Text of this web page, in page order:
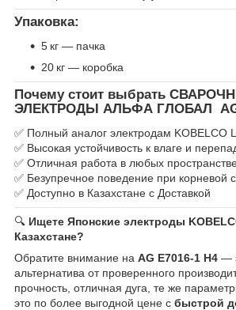
Упаковка:
5 кг — пачка
20 кг — коробка
Почему стоит выбрать
ЭЛЕКТРОДЫ АЛЬФА ГЛОБАЛ AG
✅ Полный аналог электродам KOBELCO
✅ Высокая устойчивость к влаге и
✅ Отличная работа в любых
✅ Безупречное поведение при корневой
✅ Доступно в Казахстане с Доставкой
🔍 Ищете Японские электроды
Казахстане?
Обратите внимание на AG E7016-1 H4 —
альтернатива от проверенного
прочность, отличная дуга, те же
это по более выгодной цене с быстрой